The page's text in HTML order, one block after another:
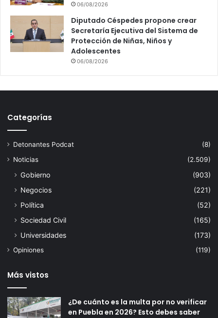
06/08/2026
Diputado Céspedes propone crear
Secretaría Ejecutiva del Sistema de
Protección de Niñas, Niños y
Adolescentes
06/08/2026
Categorías
Detonantes Podcat
(8)
Noticias
(2.509)
Gobierno
(903)
Negocios
(221)
Política
(52)
Sociedad Civil
(165)
Universidades
(173)
Opiniones (119)
Más vistos
¿De cuánto es la multa por no verificar
en Puebla en 2026? Esto debes saber